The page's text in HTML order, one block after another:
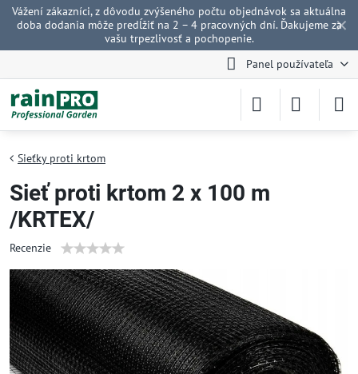
✕
Vážení zákazníci, z dôvodu zvýšeného počtu objednávok sa aktuálna
doba dodania môže predĺžiť na 2 – 4 pracovných dní. Ďakujeme za
vašu trpezlivosť a pochopenie.
Panel používateľa
Sieťky proti krtom
Sieť proti krtom 2 x 100 m
/KRTEX/
Recenzie